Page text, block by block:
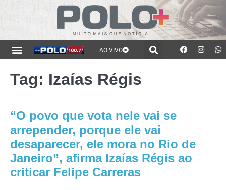
AO VIVO
Tag: Izaías Régis
“O povo que vota nele vai se
arrepender, porque ele vai
desaparecer, ele mora no Rio de
Janeiro”, afirma Izaías Régis ao
criticar Felipe Carreras